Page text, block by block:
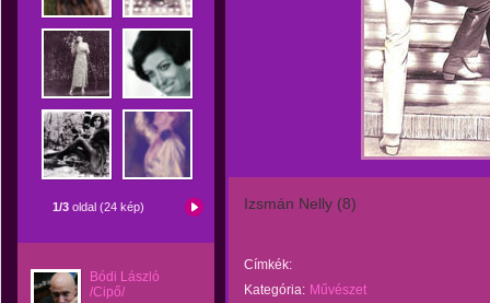
1/3 oldal (24 kép)
Bódi László
/Cipő/
Izsmán Nelly (8)
Címkék:
Kategória: Művészet